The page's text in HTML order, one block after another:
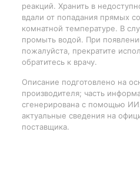
реакций. Хранить в
вдали от попадания прямых
комнатной температуре. В
промыть водой. При
пожалуйста, прекратите
обратитесь к врачу.
Описание подготовлено на
производителя; часть
сгенерирована с помощью
актуальные сведения на
поставщика.